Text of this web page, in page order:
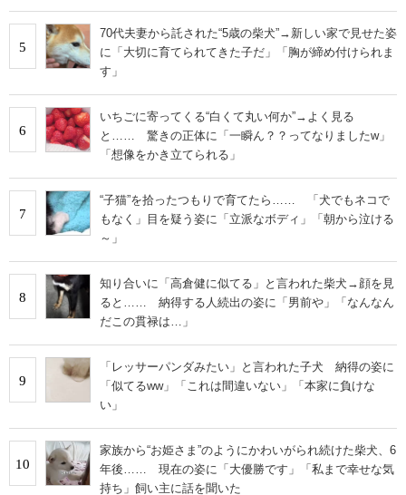
5
70代夫妻から託された“5歳の柴犬”→新しい家で見せた姿
に「大切に育てられてきた子だ」「胸が締め付けられま
す」
6
いちごに寄ってくる“白くて丸い何か”→よく見る
と…… 驚きの正体に「一瞬ん？？ってなりましたw」
「想像をかき立てられる」
7
“子猫”を拾ったつもりで育てたら…… 「犬でもネコで
もなく」目を疑う姿に「立派なボディ」「朝から泣ける
～」
8
知り合いに「高倉健に似てる」と言われた柴犬→顔を見
ると…… 納得する人続出の姿に「男前や」「なんなん
だこの貫禄は…」
9
「レッサーパンダみたい」と言われた子犬 納得の姿に
「似てるww」「これは間違いない」「本家に負けな
い」
10
家族から“お姫さま”のようにかわいがられ続けた柴犬、6
年後…… 現在の姿に「大優勝です」「私まで幸せな気
持ち」飼い主に話を聞いた